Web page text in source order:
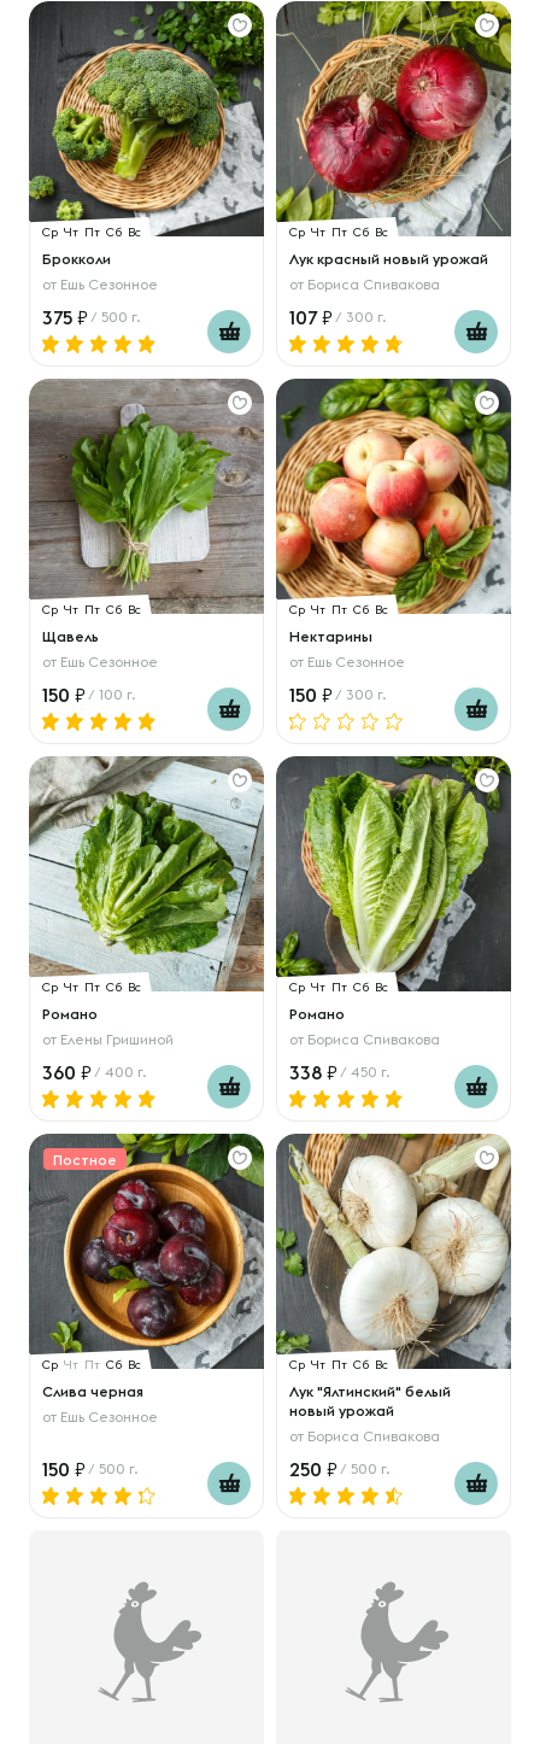
Ср Чт Пт Сб Вс
Брокколи
от Ешь Сезонное
375 / 500 г.
Ср Чт Пт Сб Вс
Лук красный новый урожай
от Бориса Спивакова
107 / 300 г.
Ср Чт Пт Сб Вс
Щавель
от Ешь Сезонное
150 / 100 г.
Ср Чт Пт Сб Вс
Нектарины
от Ешь Сезонное
150 / 300 г.
Ср Чт Пт Сб Вс
Романо
от Елены Гришиной
360 / 400 г.
Ср Чт Пт Сб Вс
Романо
от Бориса Спивакова
338 / 450 г.
Постное
Ср Чт Пт Сб Вс
Слива черная
от Ешь Сезонное
150 / 500 г.
Ср Чт Пт Сб Вс
Лук "Ялтинский" белый
новый урожай
от Бориса Спивакова
250 / 500 г.